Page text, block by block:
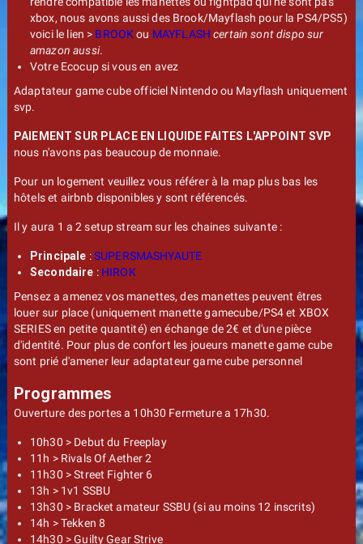
xbox, nous avons aussi des Brook/Mayflash pour la PS4/PS5)
voici le lien > BROOKou MAYFLASH certain sont dispo sur
amazon aussi.
Votre Ecocup si vous en avez
Adaptateur game cube officiel Nintendo ou Mayflash uniquement
svp.
PAIEMENT SUR PLACE EN LIQUIDE FAITES L'APPOINT SVP
nous n'avons pas beaucoup de monnaie.
Pour un logement veuillez vous référer à la map plus bas les
hôtels et airbnb disponibles y sont référencés.
Il y aura 1 a 2 setup stream sur les chaines suivante :
Principale :SUPERSMASHYAUTE
Secondaire : HIROK
Pensez a amenez vos manettes, des manettes peuvent êtres
louer sur place (uniquement manette gamecube/PS4 et XBOX
SERIES en petite quantité) en échange de 2€ et d'une pièce
d'identité. Pour plus de confort les joueurs manette game cube
sont prié d'amener leur adaptateur game cube personnel
Programmes
Ouverture des portes a 10h30 Fermeture a 17h30.
10h30 > Debut du Freeplay
11h > Rivals Of Aether 2
11h30 > Street Fighter 6
13h > 1v1 SSBU
13h30 > Bracket amateur SSBU (si au moins 12 inscrits)
14h > Tekken 8
14h30 > Guilty Gear Strive